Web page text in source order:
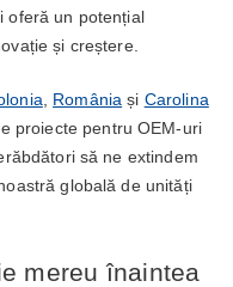
oferă un potențial
și creștere.
, România și Carolina
proiecte pentru OEM-uri
să ne extindem
globală de unități
mereu înaintea